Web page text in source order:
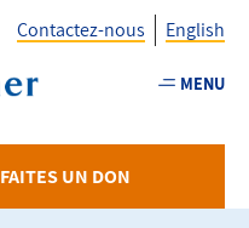
Utility
-
Fr
-
Contactez-nous English
MENU
FAITES UN DON